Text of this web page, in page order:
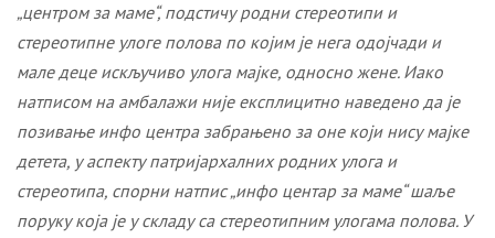
„центром за маме“, подстичу родни стереотипи и
стереотипне улоге полова по којим је нега одојчади и
мале деце искључиво улога мајке, односно жене. Иако
натписом на амбалажи није експлицитно наведено да је
позивање инфо центра забрањено за оне који нису мајке
детета, у аспекту патријархалних родних улога и
стереотипа, спорни натпис „инфо центар за маме“ шаље
поруку која је у складу са стереотипним улогама полова. У